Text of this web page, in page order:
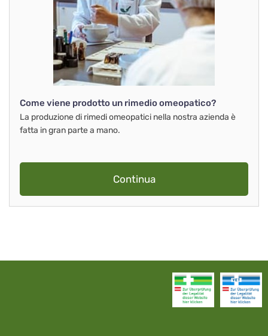
Come viene prodotto un rimedio omeopatico?
La produzione di rimedi omeopatici nella nostra azienda è
fatta in gran parte a mano.
Continua